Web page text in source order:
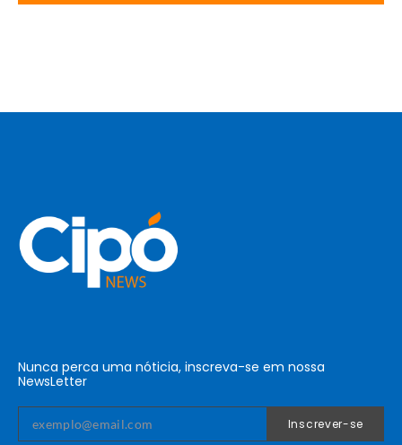
Nunca perca uma nóticia, inscreva-se em nossa
NewsLetter
Inscrever-se